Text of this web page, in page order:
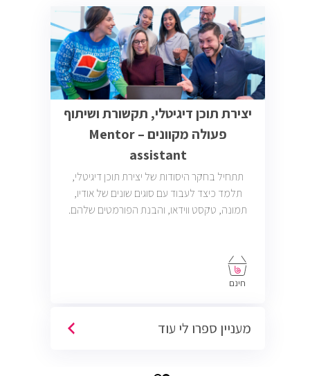
יצירת תוכן דיגיטלי, תקשורת ושיתוף
פעולה מקוונים – Mentor
assistant
תתחיל בחקר היסודות של יצירת תוכן דיגיטלי,
תלמד כיצד לעבוד עם סוגים שונים של אודיו,
תמונה, טקסט ווידאו, והבנת הפורמטים שלהם.
חינם
מעניין ספרו לי עוד